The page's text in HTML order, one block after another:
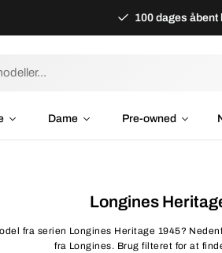
100 dages åbent
Dame Pre-owned
Longines
fra serien Longines Heritage 1945?
fra Longines. Brug filteret for at